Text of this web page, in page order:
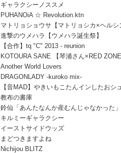
ギャラクシーノススメ
PUHANOiA ☆ Revolution.ktn
マトリョショウサ【マトリョシカ×ヘルシ
進撃のウメハラ【ウメハラ誕生祭】
【合作】tq "C" 2013 - reunion
KOTOURA SANE 【琴浦さん×RED
Another World Lovers
DRAGONLADY -kuroko mix-
【音MAD】やきいもこたんインしたおシ
教布の書庫
鈴仙「あんたなんか産むんじゃなかった」
キルミーギャラクシー
イーストサイドウッズ
まどつきますよね
Nichijou BLITZ